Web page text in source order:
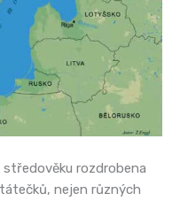
rozdrobena
nejen různých